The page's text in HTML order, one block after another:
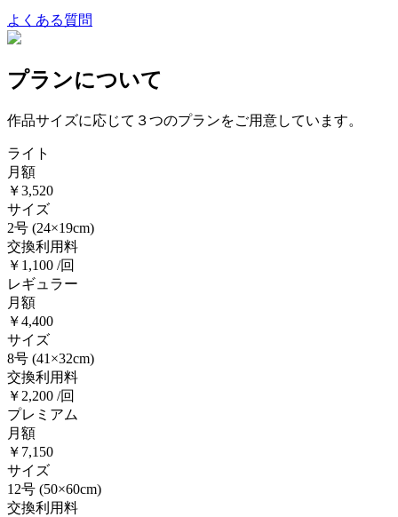
よくある質問
プランについて
作品サイズに応じて３つのプランをご用意しています。
ライト
月額
￥3,520
サイズ
2号 (24×19cm)
交換利用料
￥1,100 /回
レギュラー
月額
￥4,400
サイズ
8号 (41×32cm)
交換利用料
￥2,200 /回
プレミアム
月額
￥7,150
サイズ
12号 (50×60cm)
交換利用料